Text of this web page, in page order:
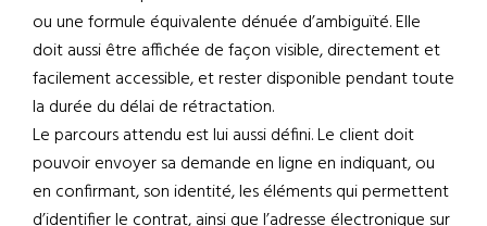
ou une formule équivalente dénuée d’ambiguïté. Elle
doit aussi être affichée de façon visible, directement et
facilement accessible, et rester disponible pendant toute
la durée du délai de rétractation.
Le parcours attendu est lui aussi défini. Le client doit
pouvoir envoyer sa demande en ligne en indiquant, ou
en confirmant, son identité, les éléments qui permettent